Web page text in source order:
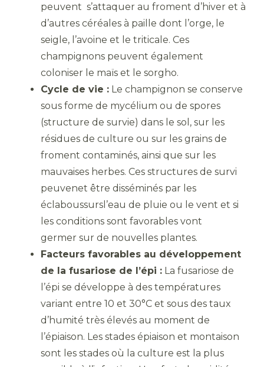
peuvent s’attaquer au froment d’hiver et à
d’autres céréales à paille dont l’orge, le
seigle, l’avoine et le triticale. Ces
champignons peuvent également
coloniser le maïs et le sorgho.
Cycle de vie : Le champignon se conserve
sous forme de mycélium ou de spores
(structure de survie) dans le sol, sur les
résidues de culture ou sur les grains de
froment contaminés, ainsi que sur les
mauvaises herbes. Ces structures de survi
peuvenet être disséminés par les
éclaboussursl’eau de pluie ou le vent et si
les conditions sont favorables vont
germer sur de nouvelles plantes.
Facteurs favorables au développement
de la fusariose de l’épi : La fusariose de
l’épi se développe à des températures
variant entre 10 et 30°C et sous des taux
d’humité très élevés au moment de
l’épiaison. Les stades épiaison et montaison
sont les stades où la culture est la plus